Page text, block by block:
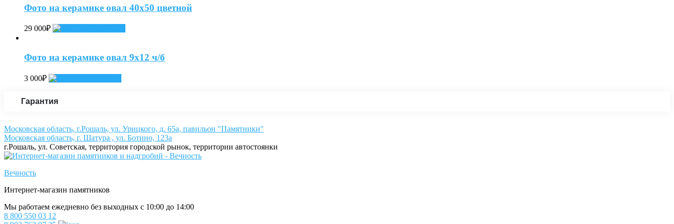
Фото на керамике овал 40х50 цветной
29 000₽
Фото на керамике овал 9х12 ч/б
3 000₽
Гарантия
Московская область, г.Рошаль, ул. Урицкого, д. 65а, павильон "Памятники"
Московская область, г. Шатура , ул. Ботино, 123а
г.Рошаль, ул. Советская, территория городской рынок, территории автостоянки
Вечность
Интернет-магазин памятников
Мы работаем ежедневно без выходных с 10:00 до 14:00
8 800 550 03 12